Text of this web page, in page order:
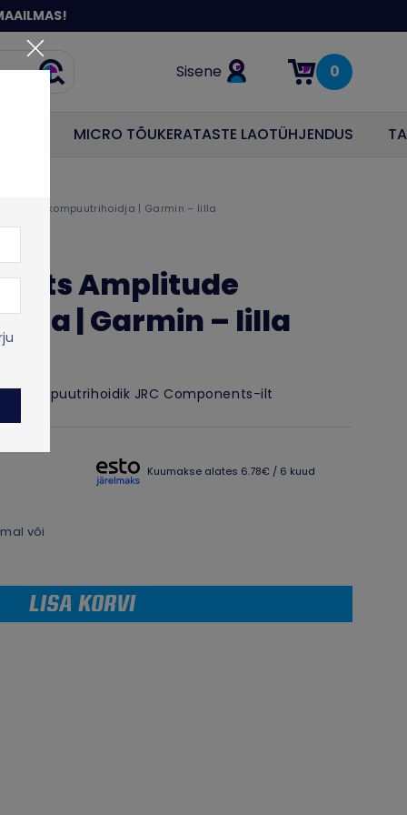
Otsi Sisene 0
Items in cart: 0
MICRO TÕUKERATASTE LAOTÜHJENDUS
kompuutrihoidja | Garmin – lilla
Amplitude
| Garmin – lilla
kompuutrihoidik JRC Components-ilt
või
Kuumakse alates 6.78€ / 6 kuud
LISA KORVI